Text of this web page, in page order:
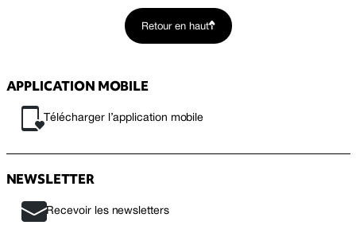
Retour en haut
APPLICATION MOBILE
Télécharger l’application mobile
NEWSLETTER
Recevoir les newsletters